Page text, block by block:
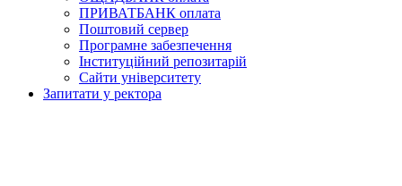
ПРИВАТБАНК оплата
Поштовий сервер
Програмне забезпечення
Інституційний репозитарій
Сайти університету
Запитати у ректора